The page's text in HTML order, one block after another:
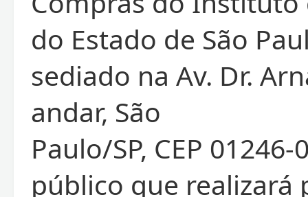
do Estado de São
sediado na Av. Dr.
andar, São
Paulo/SP, CEP
público que realizará